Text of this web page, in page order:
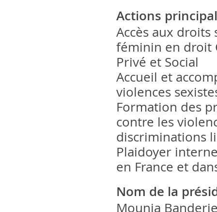
Actions
Accès aux
féminin en droit
Privé et Social
Accueil et
violences
Formation des
contre les
discriminations
Plaidoyer
en France et
Nom de la
Mounia